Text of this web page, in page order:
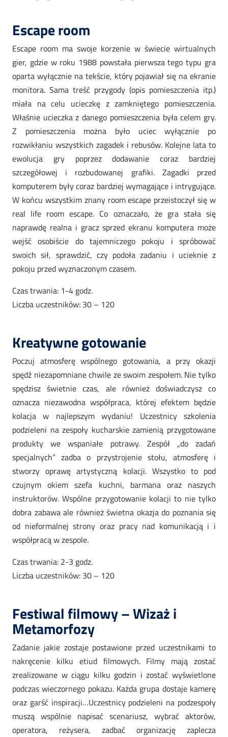
Escape room
Escape room ma swoje korzenie w świecie wirtualnych
gier, gdzie w roku 1988 powstała pierwsza tego typu gra
oparta wyłącznie na tekście, który pojawiał się na ekranie
monitora. Sama treść przygody (opis pomieszczenia itp.)
miała na celu ucieczkę z zamkniętego pomieszczenia.
Właśnie ucieczka z danego pomieszczenia była celem gry.
Z pomieszczenia można było uciec wyłącznie po
rozwikłaniu wszystkich zagadek i rebusów. Kolejne lata to
ewolucja gry poprzez dodawanie coraz bardziej
szczegółowej i rozbudowanej grafiki. Zagadki przed
komputerem były coraz bardziej wymagające i intrygujące.
W końcu wszystkim znany room escape przeistoczył się w
real life room escape. Co oznaczało, że gra stała się
naprawdę realna i gracz sprzed ekranu komputera może
wejść osobiście do tajemniczego pokoju i spróbować
swoich sił, sprawdzić, czy podoła zadaniu i ucieknie z
pokoju przed wyznaczonym czasem.
Czas trwania: 1-4 godz.
Liczba uczestników: 30 – 120
Kreatywne gotowanie
Poczuj atmosferę wspólnego gotowania, a przy okazji
spędź niezapomniane chwile ze swoim zespołem. Nie tylko
spędzisz świetnie czas, ale również doświadczysz co
oznacza niezawodna współpraca, której efektem będzie
kolacja w najlepszym wydaniu! Uczestnicy szkolenia
podzieleni na zespoły kucharskie zamienią przygotowane
produkty we wspaniałe potrawy. Zespół „do zadań
specjalnych” zadba o przystrojenie stołu, atmosferę i
stworzy oprawę artystyczną kolacji. Wszystko to pod
czujnym okiem szefa kuchni, barmana oraz naszych
instruktorów. Wspólne przygotowanie kolacji to nie tylko
dobra zabawa ale również świetna okazja do poznania się
od nieformalnej strony oraz pracy nad komunikacją i i
współpracą w zespole.
Czas trwania: 2-3 godz.
Liczba uczestników: 30 – 120
Festiwal filmowy – Wizaż i
Metamorfozy
Zadanie jakie zostaje postawione przed uczestnikami to
nakręcenie kilku etiud filmowych. Filmy mają zostać
zrealizowane w ciągu kilku godzin i zostać wyświetlone
podczas wieczornego pokazu. Każda grupa dostaje kamerę
oraz garść inspiracji…Uczestnicy podzieleni na podzespoły
muszą wspólnie napisać scenariusz, wybrać aktorów,
operatora, reżysera, zadbać organizację zaplecza